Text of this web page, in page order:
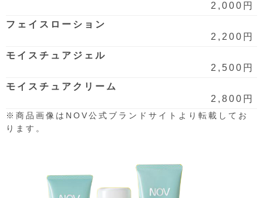
2,000円
フェイスローション
2,200円
モイスチュアジェル
2,500円
モイスチュアクリーム
2,800円
※商品画像はNOV公式ブランドサイトより転載してお
ります。